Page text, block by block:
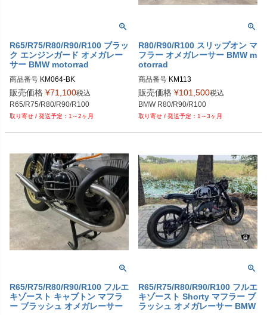
R65/R75/R80/R90/R100 ブラッ
ク エンジンガード オメガレー
サー BMW motorrad
商品番号 KM064-BK
BMW R80/R90/R100 - Crash Bars
販売価格 ¥71,100税込
R65/R75/R80/R90/R100
1～2ヶ月
R80/R90/R100 スリップオン マ
フラー オメガレーサー BMW m
otorrad
商品番号 KM113
BMW R80/R90/R100 - "Alucone" Sli
p-on Mufflers
販売価格 ¥101,500税込
BMW R80/R90/R100
1～3ヶ月
R65/R75/R80/R90/R100 フルエ
キゾースト キャブトン マフラ
ー ブラッシュ オメガレーサー
R65/R75/R80/R90/R100 フルエ
キゾースト Shorty マフラー ブ
ラッシュ オメガレーサー BMW